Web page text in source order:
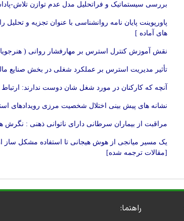
بررسی سیستماتیک و فراتحلیل مدل عدم توازن تلاش-
پاورپوینت پایان نامه روانشناسی با عنوان تجزیه و
های آماده ]
نقش آموزش کنترل استرس بر مهارفشار روانی (
تأثیر مدیریت استرس بر عملکرد شغلی در بخش صنایع
آنچه که کارکنان در مورد شغل شان دوست ندارند:
نشانه های پیش بینی اختلال شخصیت مرزی رویدادهای
مراقبت از بیماران سرطانی دارای ناتوانی ذهنی :
یک مسیر میانجی از هوش هیجانی تا استفاده مشکل ساز
[مقالات ترجمه شده]
راهنما: